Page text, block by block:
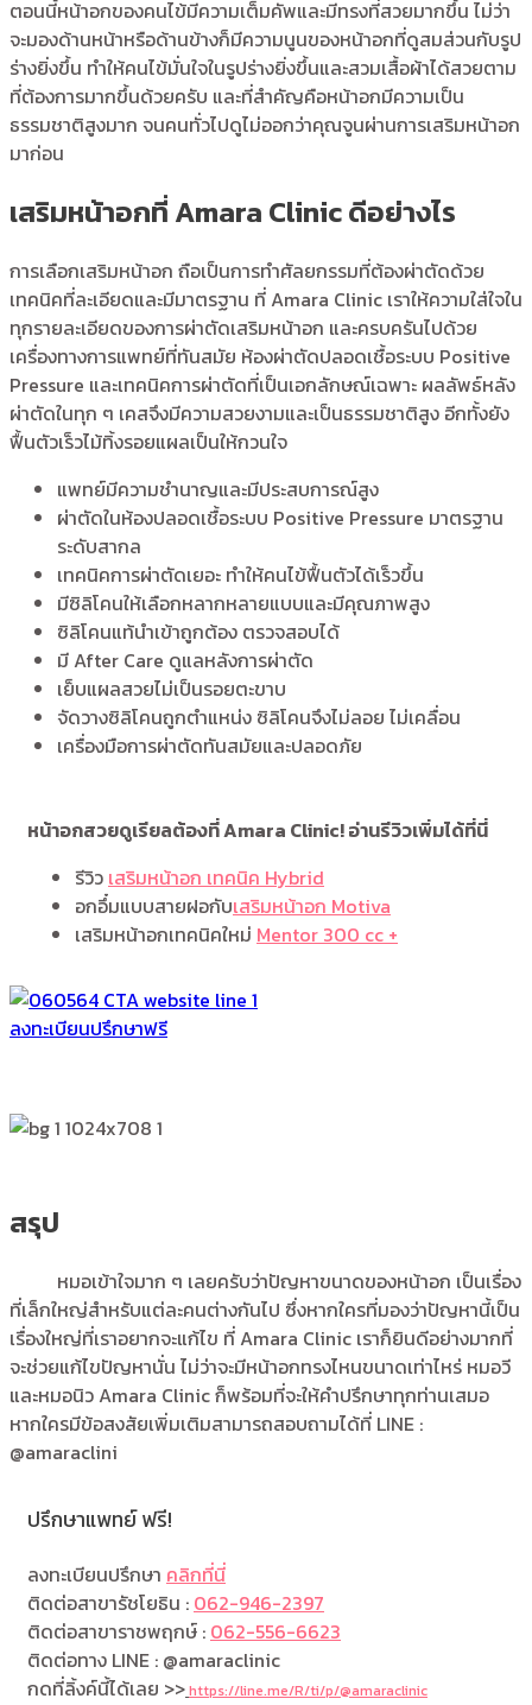
ตอนนี้หน้าอกของคนไข้มีความเต็มคัพและมีทรงที่สวยมากขึ้น ไม่ว่า
จะมองด้านหน้าหรือด้านข้างก็มีความนูนของหน้าอกที่ดูสมส่วนกับรูป
ร่างยิ่งขึ้น ทำให้คนไข้มั่นใจในรูปร่างยิ่งขึ้นและสวมเสื้อผ้าได้สวยตาม
ที่ต้องการมากขึ้นด้วยครับ และที่สำคัญคือหน้าอกมีความเป็น
ธรรมชาติสูงมาก จนคนทั่วไปดูไม่ออกว่าคุณจูนผ่านการเสริมหน้าอก
มาก่อน
เสริมหน้าอกที่ Amara Clinic ดีอย่างไร
การเลือกเสริมหน้าอก ถือเป็นการทำศัลยกรรมที่ต้องผ่าตัดด้วย
เทคนิคที่ละเอียดและมีมาตรฐาน ที่ Amara Clinic เราให้ความใส่ใจใน
ทุกรายละเอียดของการผ่าตัดเสริมหน้าอก และครบครันไปด้วย
เครื่องทางการแพทย์ที่ทันสมัย ห้องผ่าตัดปลอดเชื้อระบบ Positive
Pressure และเทคนิคการผ่าตัดที่เป็นเอกลักษณ์เฉพาะ ผลลัพธ์หลัง
ผ่าตัดในทุก ๆ เคสจึงมีความสวยงามและเป็นธรรมชาติสูง อีกทั้งยัง
ฟื้นตัวเร็วไม้ทิ้งรอยแผลเป็นให้กวนใจ
แพทย์มีความชำนาญและมีประสบการณ์สูง
ผ่าตัดในห้องปลอดเชื้อระบบ Positive Pressure มาตรฐาน
ระดับสากล
เทคนิคการผ่าตัดเยอะ ทำให้คนไข้ฟื้นตัวได้เร็วขึ้น
มีซิลิโคนให้เลือกหลากหลายแบบและมีคุณภาพสูง
ซิลิโคนแท้นำเข้าถูกต้อง ตรวจสอบได้
มี After Care ดูแลหลังการผ่าตัด
เย็บแผลสวยไม่เป็นรอยตะขาบ
จัดวางซิลิโคนถูกตำแหน่ง ซิลิโคนจึงไม่ลอย ไม่เคลื่อน
เครื่องมือการผ่าตัดทันสมัยและปลอดภัย
หน้าอกสวยดูเรียลต้องที่ Amara Clinic!อ่านรีวิวเพิ่มได้ที่นี่
รีวิว เสริมหน้าอก เทคนิค Hybrid
อกอึ๋มแบบสายฝอกับเสริมหน้าอก Motiva
เสริมหน้าอกเทคนิคใหม่ Mentor 300 cc +
ลงทะเบียนปรึกษาฟรี
สรุป
หมอเข้าใจมาก ๆ เลยครับว่าปัญหาขนาดของหน้าอก เป็นเรื่อง
ที่เล็กใหญ่สำหรับแต่ละคนต่างกันไป ซึ่งหากใครที่มองว่าปัญหานี้เป็น
เรื่องใหญ่ที่เราอยากจะแก้ไข ที่ Amara Clinic เราก็ยินดีอย่างมากที่
จะช่วยแก้ไขปัญหานั่น ไม่ว่าจะมีหน้าอกทรงไหนขนาดเท่าไหร่ หมอวี
และหมอนิว Amara Clinic ก็พร้อมที่จะให้คำปรึกษาทุกท่านเสมอ
หากใครมีข้อสงสัยเพิ่มเติมสามารถสอบถามได้ที่ LINE :
@amaraclini
ปรึกษาแพทย์ ฟรี!
ลงทะเบียนปรึกษา คลิกที่นี่
ติดต่อสาขารัชโยธิน : 062-946-2397
ติดต่อสาขาราชพฤกษ์ : 062-556-6623
ติดต่อทาง LINE : @amaraclinic
กดที่ลิ้งค์นี้ได้เลย >>https://line.me/R/ti/p/@amaraclinic